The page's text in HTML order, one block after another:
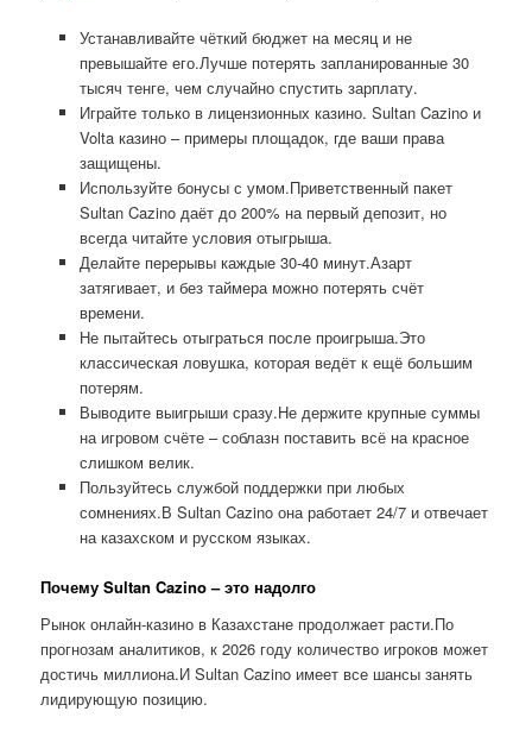
Устанавливайте чёткий бюджет на месяц и не
превышайте его.Лучше потерять запланированные 30
тысяч тенге, чем случайно спустить зарплату.
Играйте только в лицензионных казино. Sultan Cazino и
Volta казино – примеры площадок, где ваши права
защищены.
Используйте бонусы с умом.Приветственный пакет
Sultan Cazino даёт до 200% на первый депозит, но
всегда читайте условия отыгрыша.
Делайте перерывы каждые 30-40 минут.Азарт
затягивает, и без таймера можно потерять счёт
времени.
Не пытайтесь отыграться после проигрыша.Это
классическая ловушка, которая ведёт к ещё большим
потерям.
Выводите выигрыши сразу.Не держите крупные суммы
на игровом счёте – соблазн поставить всё на красное
слишком велик.
Пользуйтесь службой поддержки при любых
сомнениях.В Sultan Cazino она работает 24/7 и отвечает
на казахском и русском языках.
Почему Sultan Cazino – это надолго
Рынок онлайн-казино в Казахстане продолжает расти.По
прогнозам аналитиков, к 2026 году количество игроков может
достичь миллиона.И Sultan Cazino имеет все шансы занять
лидирующую позицию.